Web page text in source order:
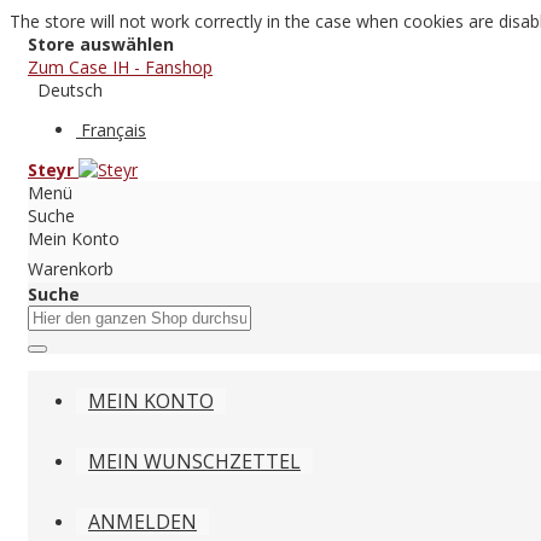
The store will not work correctly in the case when cookies are
Store auswählen
Zum Case IH - Fanshop
Deutsch
Français
Steyr
Menü
Suche
Mein Konto
Warenkorb
Suche
MEIN KONTO
MEIN WUNSCHZETTEL
ANMELDEN